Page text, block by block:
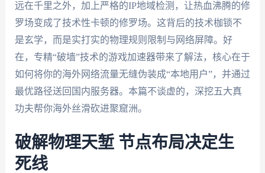
远在千里之外，加上严格的IP地域检测，让热血沸腾的修
罗场变成了技术性卡顿的修罗场。这背后的技术枷锁不
是玄学，而是实打实的物理规则限制与网络屏障。好
在，专精“破墙”技术的游戏加速器带来了解法，核心在于
如何将你的海外网络流量无缝伪装成“本地用户”，并通过
最优路径送回国内服务器。本篇不谈虚的，深挖五大真
功夫帮你海外丝滑砍进聚窟洲。
破解物理天堑 节点布局决定生
死线